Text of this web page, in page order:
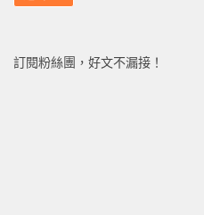
訂閱粉絲團，好文不漏接！